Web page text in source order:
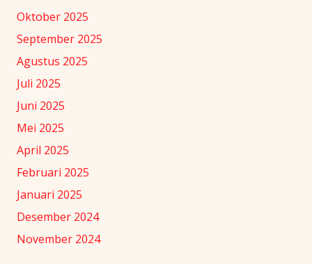
Oktober 2025
September 2025
Agustus 2025
Juli 2025
Juni 2025
Mei 2025
April 2025
Februari 2025
Januari 2025
Desember 2024
November 2024